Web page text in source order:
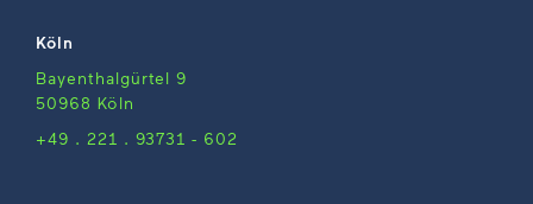
Köln
Bayenthalgürtel 9
50968 Köln
+49 . 221 . 93731 - 602